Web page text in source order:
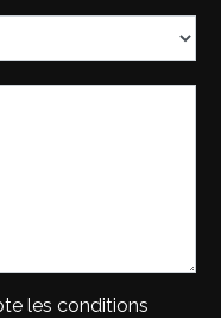
les conditions